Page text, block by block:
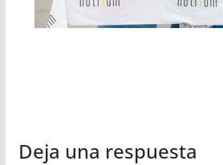
Deja una respuesta